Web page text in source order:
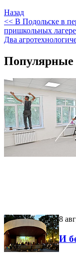
Назад
<< В Подольске в
пришкольных
Два
Популярные
8
И